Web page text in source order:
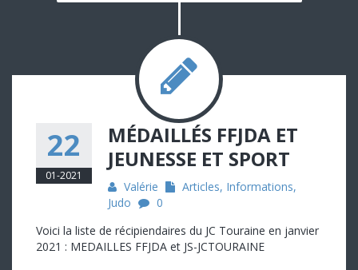
22
01-2021
MÉDAILLÉS FFJDA ET
JEUNESSE ET SPORT
Valérie Articles, Informations,
Judo
0
Voici la liste de récipiendaires du JC Touraine en janvier
2021 : MEDAILLES FFJDA et JS-JCTOURAINE